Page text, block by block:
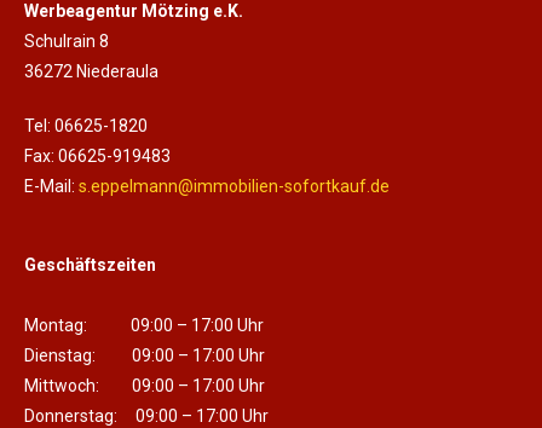
Werbeagentur Mötzing e.K.
Schulrain 8
36272 Niederaula
Tel: 06625-1820
Fax: 06625-919483
E-Mail: s.eppelmann@immobilien-sofortkauf.de
Geschäftszeiten
Montag: 09:00 – 17:00 Uhr
Dienstag: 09:00 – 17:00 Uhr
Mittwoch: 09:00 – 17:00 Uhr
Donnerstag: 09:00 – 17:00 Uhr